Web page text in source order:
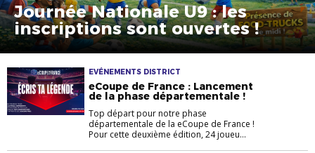
Journée Nationale U9 : les
inscriptions sont ouvertes !
EVÉNEMENTS DISTRICT
eCoupe de France : Lancement
de la phase départementale !
Top départ pour notre phase
départementale de la eCoupe de France !
Pour cette deuxième édition, 24 joueu...